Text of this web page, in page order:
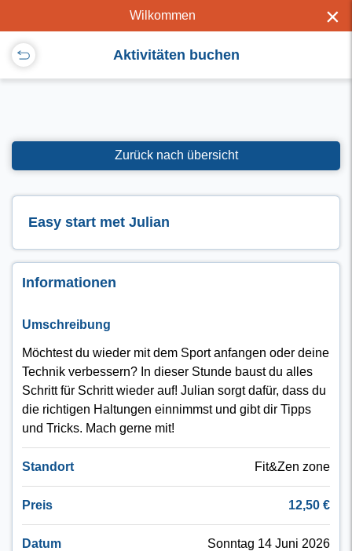
Wilkommen ×
Aktivitäten buchen
Zurück nach übersicht
Easy start met Julian
Informationen
Umschreibung
Möchtest du wieder mit dem Sport anfangen oder deine
Technik verbessern? In dieser Stunde baust du alles
Schritt für Schritt wieder auf! Julian sorgt dafür, dass du
die richtigen Haltungen einnimmst und gibt dir Tipps
und Tricks. Mach gerne mit!
Standort Fit&Zen zone
Preis 12,50 €
Datum Sonntag 14 Juni 2026